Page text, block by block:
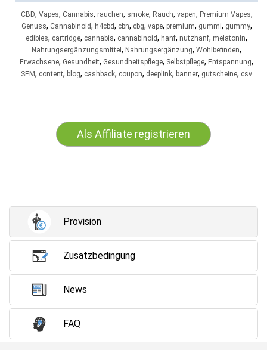
CBD, Vapes, Cannabis, rauchen, smoke, Rauch, vapen, Premium Vapes,
Genuss, Cannabinoid, h4cbd, cbn, cbg, vape, premium, gummi, gummy,
edibles, cartridge, cannabis, cannabinoid, hanf, nutzhanf, melatonin,
Nahrungsergänzungsmittel , Nahrungsergänzung, Wohlbefinden,
Erwachsene, Gesundheit, Gesundheitspflege, Selbstpflege, Entspannung,
SEM, content, blog, cashback, coupon, deeplink, banner, gutscheine, csv
Als Affiliate registrieren
Provision
Zusatzbedingung
News
FAQ